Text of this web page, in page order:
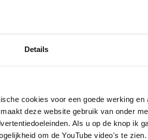
Details
cookies voor een goede werking en
deze website gebruik van onder
Als u op de knop ik
om de YouTube video's te
gebeurtenis zoals ontslag of
merendeel van de respondenten
noemen van de crisis, zoals
aan perspectief
hebben we voor het eerst
periode heen te komen. Perspectief